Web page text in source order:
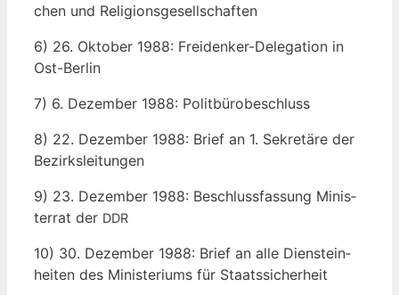
chen und Religionsgesellschaften
6) 26. Okto­ber 1988: Frei­den­ker-Dele­ga­ti­on in
Ost-Berlin
7) 6. Dezem­ber 1988: Politbürobeschluss
8) 22. Dezem­ber 1988: Brief an 1. Sekre­tä­re der
Bezirksleitungen
9) 23. Dezem­ber 1988: Beschluss­fas­sung Minis­
ter­rat der DDR
10) 30. Dezem­ber 1988: Brief an alle Dienst­ein­
hei­ten des Minis­te­ri­ums für Staatssicherheit